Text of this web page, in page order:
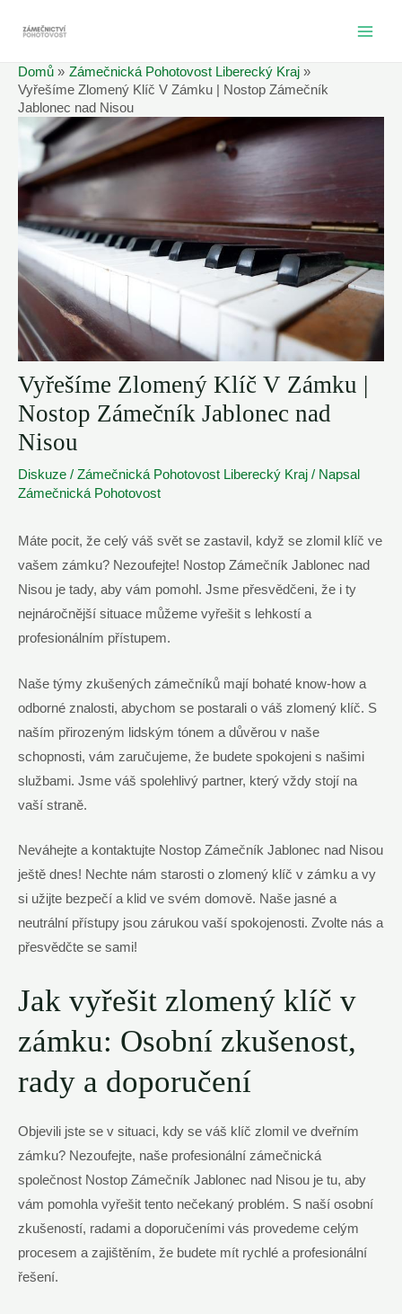
Domů
Zámečnická Pohotovost Liberecký Kraj
Vyřešíme Zlomený Klíč V Zámku | Nostop Zámečník
Jablonec nad Nisou
Vyřešíme Zlomený Klíč V Zámku |
Nostop Zámečník Jablonec nad
Nisou
Diskuze / Zámečnická Pohotovost Liberecký Kraj / Napsal
Zámečnická Pohotovost
Máte pocit, že celý váš svět se zastavil, když se zlomil klíč ve
vašem zámku? Nezoufejte! Nostop Zámečník Jablonec nad
Nisou je tady, aby vám pomohl. Jsme přesvědčeni, že i ty
nejnáročnější situace můžeme vyřešit s lehkostí a
profesionálním přístupem.
Naše týmy zkušených zámečníků mají bohaté know-how a
odborné znalosti, abychom se postarali o váš zlomený klíč. S
naším přirozeným lidským tónem a důvěrou v naše
schopnosti, vám zaručujeme, že budete spokojeni s našimi
službami. Jsme váš spolehlivý partner, který vždy stojí na
vaší straně.
Neváhejte a kontaktujte Nostop Zámečník Jablonec nad Nisou
ještě dnes! Nechte nám starosti o zlomený klíč v zámku a vy
si užijte bezpečí a klid ve svém domově. Naše jasné a
neutrální přístupy jsou zárukou vaší spokojenosti. Zvolte nás a
přesvědčte se sami!
Jak vyřešit zlomený klíč v
zámku: Osobní zkušenost,
rady a doporučení
Objevili jste se v situaci, kdy se váš klíč zlomil ve dveřním
zámku? Nezoufejte, naše profesionální zámečnická
společnost Nostop Zámečník Jablonec nad Nisou je tu, aby
vám pomohla vyřešit tento nečekaný problém. S naší osobní
zkušeností, radami a doporučeními vás provedeme celým
procesem a zajištěním, že budete mít rychlé a profesionální
řešení.